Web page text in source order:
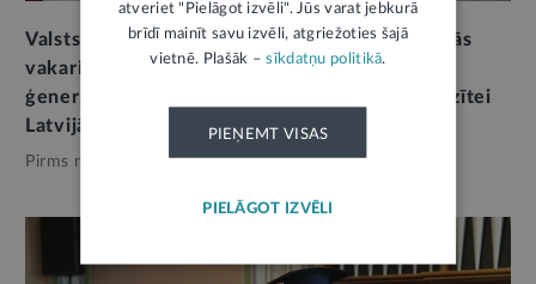
Valsts prezidenta E. Rinkēviča uzruna oficiālajās
vakariņās par godu Austrālijas Savienības
ģenerālgubernatores S. Mostinas oficiālajai vizītei
Latvijā
Pirms nedēļas, Valsts pārvalde
atveriet "Pielāgot izvēli". Jūs varat jebkurā
brīdī mainīt savu izvēli, atgriežoties šajā
vietnē. Plašāk –sīkdatņu politikā.
PIEŅEMT VISAS
PIELĀGOT IZVĒLI